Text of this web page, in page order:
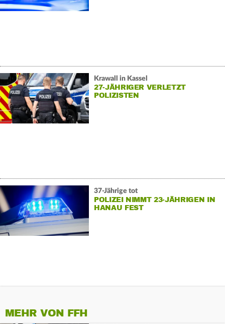
Krawall in Kassel
27-JÄHRIGER VERLETZT
POLIZISTEN
37-Jährige tot
POLIZEI NIMMT 23-JÄHRIGEN IN
HANAU FEST
MEHR VON FFH